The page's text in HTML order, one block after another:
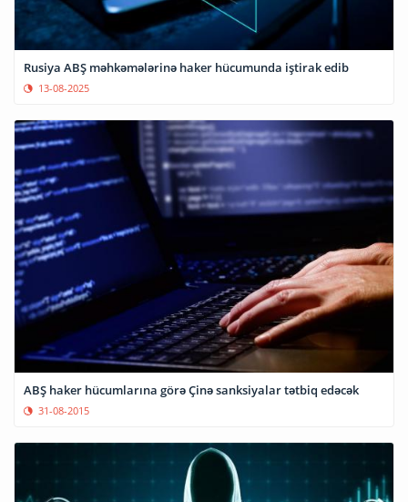
Rusiya ABŞ məhkəmələrinə haker hücumunda iştirak edib
13-08-2025
ABŞ haker hücumlarına görə Çinə sanksiyalar tətbiq edəcək
31-08-2015